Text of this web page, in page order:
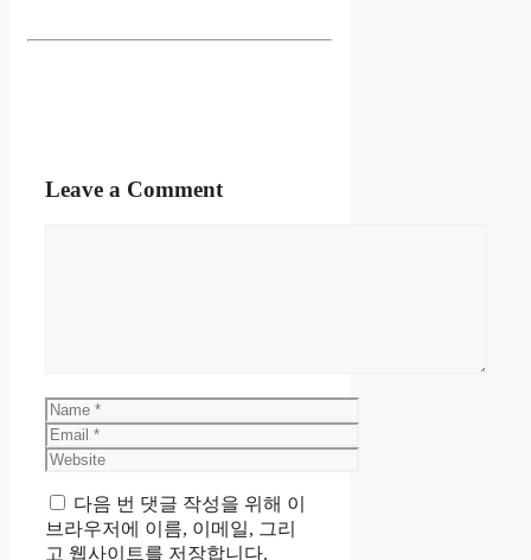
Leave a Comment
Name
Email
Website
다음 번 댓글 작성을 위해 이
브라우저에 이름, 이메일, 그리
고 웹사이트를 저장합니다.